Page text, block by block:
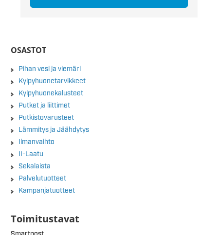
OSASTOT
Pihan vesi ja viemäri
Kylpyhuonetarvikkeet
Kylpyhuonekalusteet
Putket ja liittimet
Putkistovarusteet
Lämmitys ja Jäähdytys
Ilmanvaihto
II-Laatu
Sekalaista
Palvelutuotteet
Kampanjatuotteet
Toimitustavat